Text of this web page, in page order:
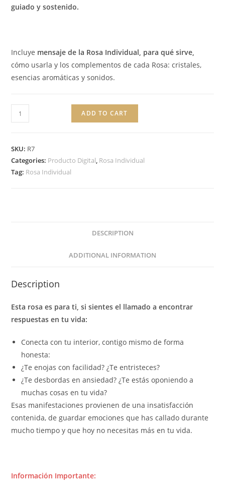
guiado y sostenido.
Incluye mensaje de la Rosa Individual, para qué sirve,
cómo usarla y los complementos de cada Rosa: cristales,
esencias aromáticas y sonidos.
ADD TO CART
SKU: R7
Categories: Producto Digital, Rosa Individual
Tag: Rosa Individual
DESCRIPTION
ADDITIONAL INFORMATION
Description
Esta rosa es para ti, si sientes el llamado a encontrar
respuestas en tu vida:
Conecta con tu interior, contigo mismo de forma
honesta:
¿Te enojas con facilidad? ¿Te entristeces?
¿Te desbordas en ansiedad? ¿Te estás oponiendo a
muchas cosas en tu vida?
Esas manifestaciones provienen de una insatisfacción
contenida, de guardar emociones que has callado durante
mucho tiempo y que hoy no necesitas más en tu vida.
Información Importante: